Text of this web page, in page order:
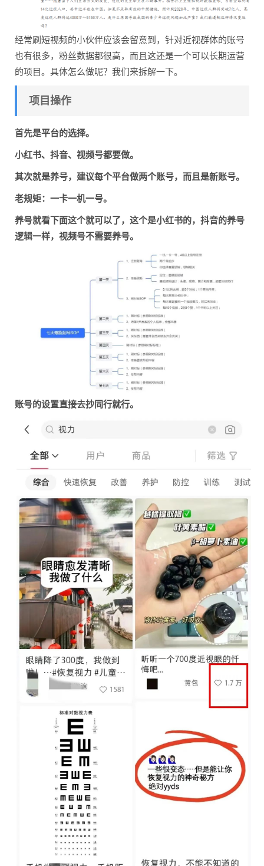
经常刷短视频的小伙伴应该会留意到，针对近视群体的账号
也有很多，粉丝数据都很高，而且这还是一个可以长期运营
的项目。具体怎么做呢？我们来拆解一下。
项目操作
首先是平台的选择。
小红书、抖音、视频号都要做。
其次就是养号，建议每个平台做两个账号，而且是新账号。
老规矩：一卡一机一号。
养号就看下面这个就可以了，这个是小红书的，抖音的养号
逻辑一样，视频号不需要养号。
账号的设置直接去抄同行就行。